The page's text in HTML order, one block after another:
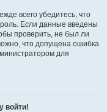
всего убедитесь, что
Если данные введены
проверить, не был ли
что допущена ошибка
для
войти!